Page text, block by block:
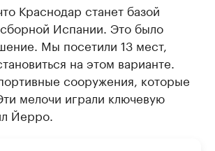
Краснодар станет базой
Испании. Это было
Мы посетили 13 мест,
на этом варианте.
сооружения, которые
мелочи играли ключевую
Йерро.